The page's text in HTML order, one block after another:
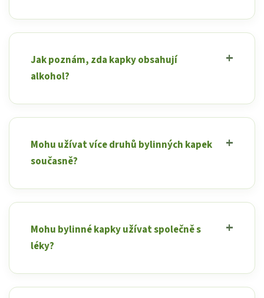
Jak poznám, zda kapky obsahují
alkohol?
Mohu užívat více druhů bylinných kapek
současně?
Mohu bylinné kapky užívat společně s
léky?